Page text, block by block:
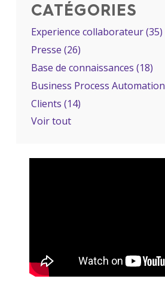
CATÉGORIES
Experience collaborateur(35)
Presse (26)
Base de connaissances (18)
Business Process Automation
Clients (14)
Voir tout